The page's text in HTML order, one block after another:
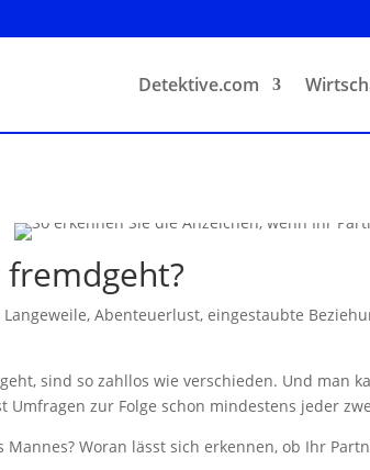
Detektive.com
Abenteuerlust, eingestaubte
sind so zahllos wie verschieden. Und man
zur Folge schon mindestens jeder
Woran lässt sich erkennen, ob Ihr